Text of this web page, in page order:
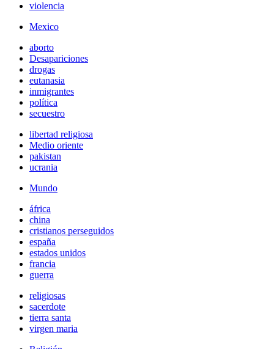
violencia
Mexico
aborto
Desapariciones
drogas
eutanasia
inmigrantes
política
secuestro
libertad religiosa
Medio oriente
pakistan
ucrania
Mundo
áfrica
china
cristianos perseguidos
españa
estados unidos
francia
guerra
religiosas
sacerdote
tierra santa
virgen maria